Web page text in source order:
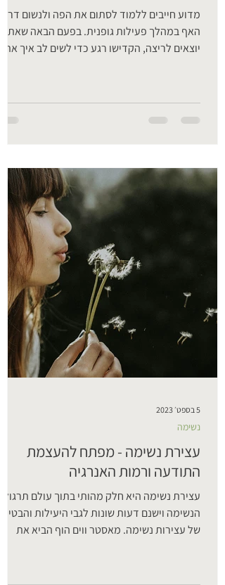
סוכר - איך לחיות לצד האויב במתוק​
ראיון עם יסכה מהפודקאסט "קצת יותר
בריאים"
בין הנושאים עליהם דיברנו: סוכר - מה הוא עושה
לנו בגוף? למה הוא כל כך ממכר? איך אפשר
לעזור לגוף שלנו להפסיק לרצות ממנו כל הזמן?
איך כל זה קשור למחלות לב, סרטן וסכרת, ומה
עושים הילדים שכל הזמן מבקשים עוד...
מדוע חייבים ללמוד לסתום את הפה ולנשום דרך
האף במהלך פעילות גופנית. בפעם הבאה שאתם
יוצאים לריצה, הקדישו רגע כדי לשים לב איך
עצירת נשימה - מפתח להעצמת
התודעה ורמות האנרגיה
עצירת נשימה היא חלק מהותי בתוך עולם תרגולי
הנשימה וישנם דעות שונות לגבי היעילות
של עצירות נשימה. מאסטר ווים הוף הביא את
נשימה
5 בספט׳ 2023